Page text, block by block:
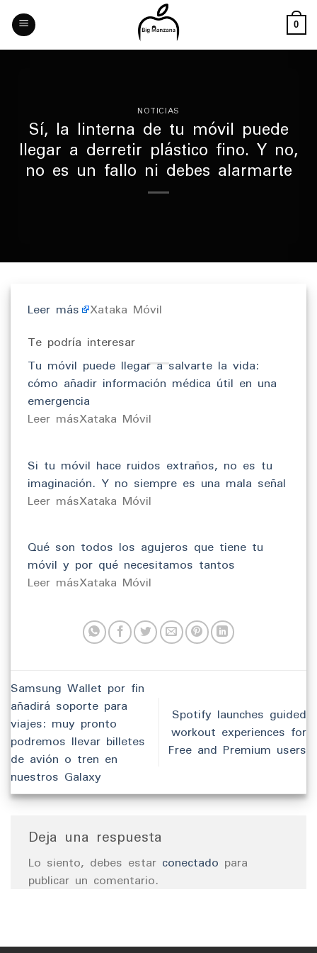
Skip
content
0
NOTICIAS
Sí, la linterna de tu móvil puede
llegar a derretir plástico fino. Y no,
no es un fallo ni debes alarmarte
Leer más Xataka Móvil
Te podría interesar
Tu móvil puede llegar a salvarte la vida:
cómo añadir información médica útil en una
emergencia
​Leer másXataka Móvil
Si tu móvil hace ruidos extraños, no es tu
imaginación. Y no siempre es una mala señal
​Leer másXataka Móvil
Qué son todos los agujeros que tiene tu
móvil y por qué necesitamos tantos
​Leer másXataka Móvil
Samsung Wallet por fin
añadirá soporte para
viajes: muy pronto
podremos llevar billetes
de avión o tren en
nuestros Galaxy
Spotify launches guided
workout experiences for
Free and Premium users
Deja una respuesta
Lo siento, debes estar conectado para
publicar un comentario.